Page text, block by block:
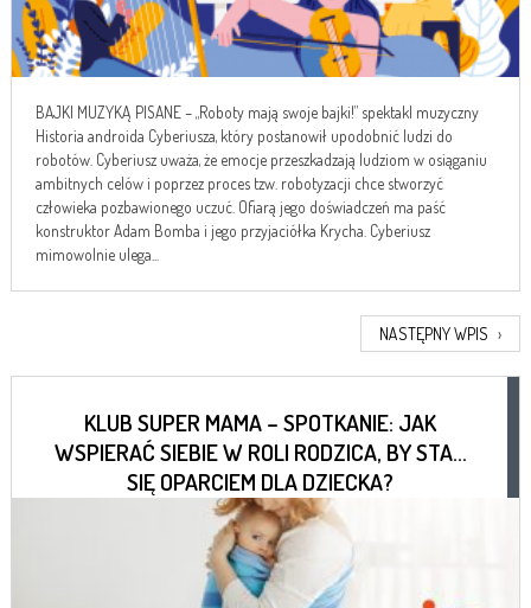
BAJKI MUZYKĄ PISANE – „Roboty mają swoje bajki!” spektakl muzyczny
Historia androida Cyberiusza, który postanowił upodobnić ludzi do
robotów. Cyberiusz uważa, że emocje przeszkadzają ludziom w osiąganiu
ambitnych celów i poprzez proces tzw. robotyzacji chce stworzyć
człowieka pozbawionego uczuć. Ofiarą jego doświadczeń ma paść
konstruktor Adam Bomba i jego przyjaciółka Krycha. Cyberiusz
mimowolnie ulega...
NASTĘPNY WPIS ›
KLUB SUPER MAMA – SPOTKANIE: JAK
WSPIERAĆ SIEBIE W ROLI RODZICA, BY STAĆ
SIĘ OPARCIEM DLA DZIECKA?